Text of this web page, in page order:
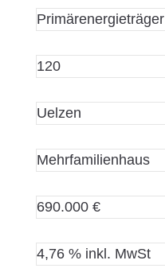
Primärenergieträger
120
Uelzen
Mehrfamilienhaus
690.000 €
4,76 % inkl. MwSt